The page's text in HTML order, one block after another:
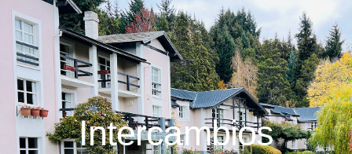
Intercambios